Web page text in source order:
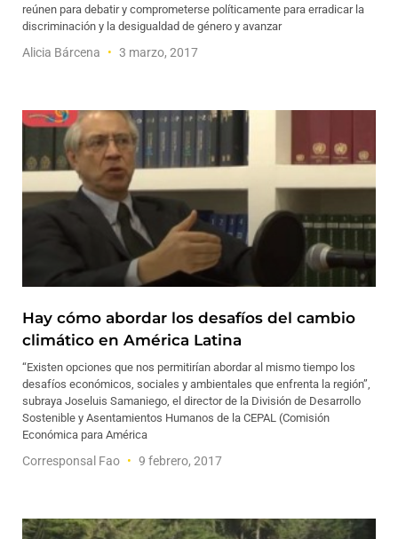
reúnen para debatir y comprometerse políticamente para erradicar la
discriminación y la desigualdad de género y avanzar
Alicia Bárcena 3 marzo, 2017
Hay cómo abordar los desafíos del cambio
climático en América Latina
“Existen opciones que nos permitirían abordar al mismo tiempo los
desafíos económicos, sociales y ambientales que enfrenta la región”,
subraya Joseluis Samaniego, el director de la División de Desarrollo
Sostenible y Asentamientos Humanos de la CEPAL (Comisión
Económica para América
Corresponsal Fao 9 febrero, 2017